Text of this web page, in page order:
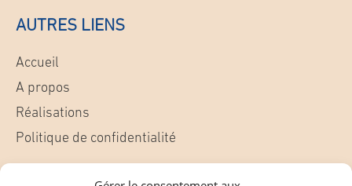
AUTRES LIENS
Accueil
A propos
Réalisations
Politique de confidentialité